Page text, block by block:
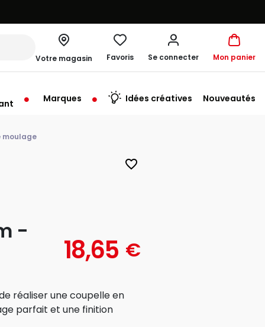
Votre magasin
à 20:00
Favoris Se connecter Mon panier
Marques Idées créatives Nouveautés
moulage
favorite_border
-
18,65 €
réaliser une coupelle en
parfait et une finition